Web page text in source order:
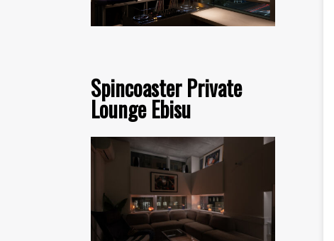
Spincoaster Private
Lounge Ebisu